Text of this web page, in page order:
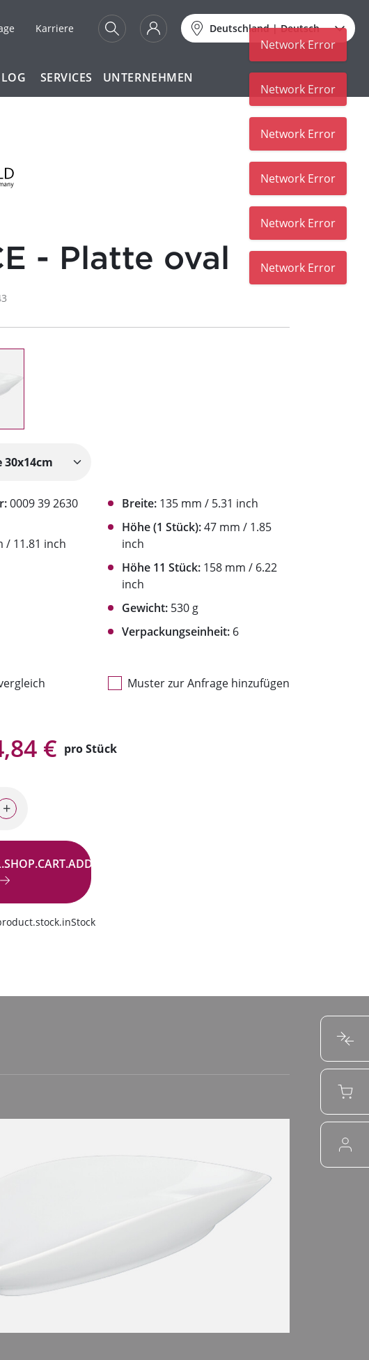
Karriere Deutschland|Deutsch
SERVICES UNTERNEHMEN
- Platte oval
0009 39 2630
/ 11.81 inch
Breite: 135 mm / 5.31 inch
Höhe (1 Stück):47 mm / 1.85
inch
Höhe 11 Stück: 158 mm / 6.22
inch
Gewicht: 530 g
Verpackungseinheit: 6
Muster zur Anfrage hinzufügen
€ pro Stück
+
Network Error
Network Error
Network Error
Network Error
Network Error
Network Error